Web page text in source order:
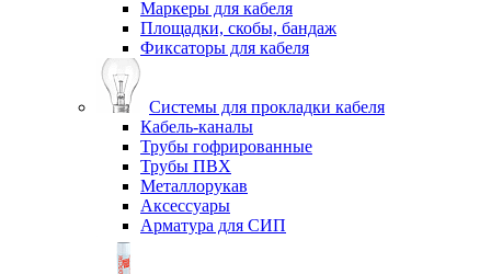
Маркеры для кабеля
Площадки, скобы, бандаж
Фиксаторы для кабеля
Системы для прокладки кабеля
Кабель-каналы
Трубы гофрированные
Трубы ПВХ
Металлорукав
Аксессуары
Арматура для СИП